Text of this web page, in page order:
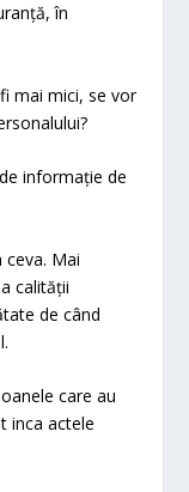
în
mai mici, se vor
informație de
ceva. Mai
calității
de când
care au
inca actele